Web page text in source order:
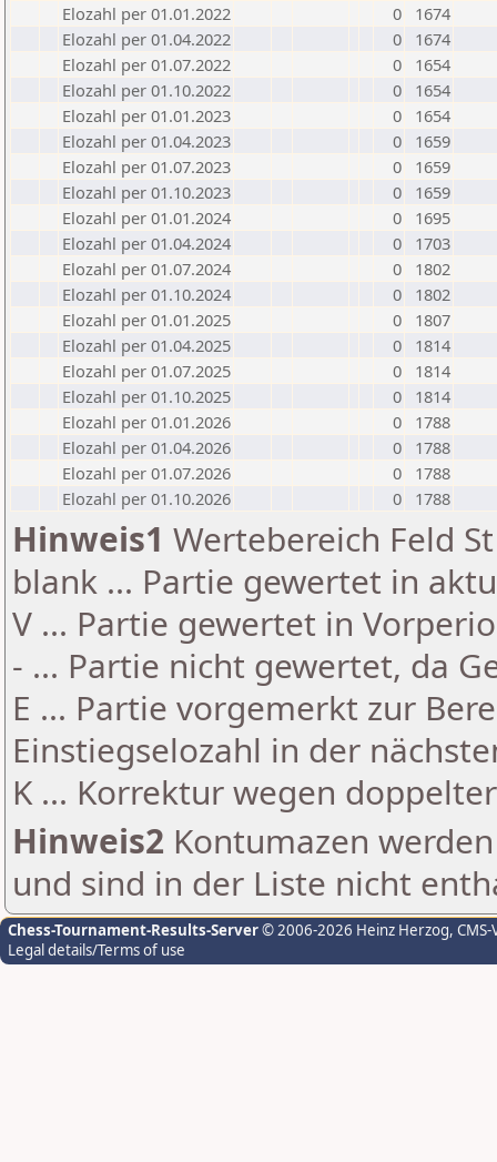
Elozahl per 01.01.2022
0
1674
Elozahl per 01.04.2022
0
1674
Elozahl per 01.07.2022
0
1654
Elozahl per 01.10.2022
0
1654
Elozahl per 01.01.2023
0
1654
Elozahl per 01.04.2023
0
1659
Elozahl per 01.07.2023
0
1659
Elozahl per 01.10.2023
0
1659
Elozahl per 01.01.2024
0
1695
Elozahl per 01.04.2024
0
1703
Elozahl per 01.07.2024
0
1802
Elozahl per 01.10.2024
0
1802
Elozahl per 01.01.2025
0
1807
Elozahl per 01.04.2025
0
1814
Elozahl per 01.07.2025
0
1814
Elozahl per 01.10.2025
0
1814
Elozahl per 01.01.2026
0
1788
Elozahl per 01.04.2026
0
1788
Elozahl per 01.07.2026
0
1788
Elozahl per 01.10.2026
0 1788
Hinweis1 Wertebereich Feld
blank ... Partie gewertet in
V ... Partie gewertet in
- ... Partie nicht gewertet, da
E ... Partie vorgemerkt zur
Einstiegselozahl in der
K ... Korrektur wegen
Hinweis2 Kontumazen
und sind in der Liste nicht
Chess-Tournament-Results-Server© 2006-2026 Heinz Herzog,
Legal details/Terms of use